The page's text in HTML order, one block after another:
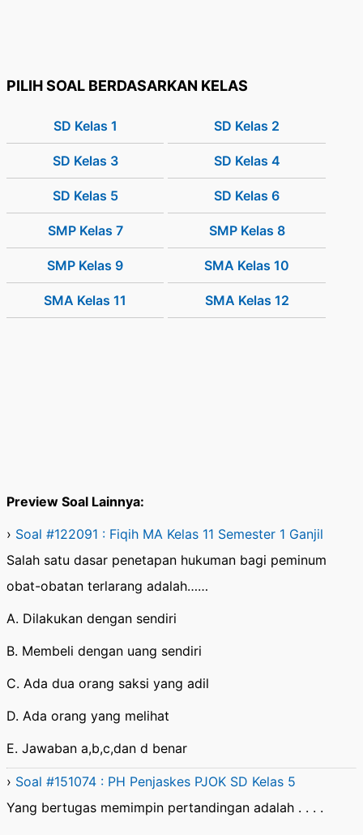
PILIH SOAL BERDASARKAN KELAS
SD Kelas 1 SD Kelas 2
SD Kelas 3 SD Kelas 4
SD Kelas 5 SD Kelas 6
SMP Kelas 7 SMP Kelas 8
SMP Kelas 9 SMA Kelas 10
SMA Kelas 11 SMA Kelas 12
Preview Soal Lainnya:
› Soal #122091 : Fiqih MA Kelas 11 Semester 1 Ganjil
Salah satu dasar penetapan hukuman bagi peminum
obat-obatan terlarang adalah……
A. Dilakukan dengan sendiri
B. Membeli dengan uang sendiri
C. Ada dua orang saksi yang adil
D. Ada orang yang melihat
E. Jawaban a,b,c,dan d benar
› Soal #151074 : PH Penjaskes PJOK SD Kelas 5
Yang bertugas memimpin pertandingan adalah . . . .